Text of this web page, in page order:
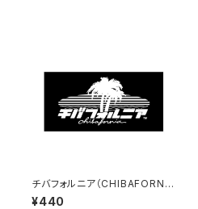
チバフォルニア（CHIBAFORNI
A）ステッカーB（Black）
¥440